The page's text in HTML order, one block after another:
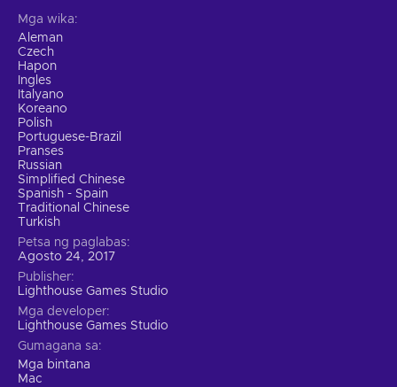
Mga wika
Aleman
Czech
Hapon
Ingles
Italyano
Koreano
Polish
Portuguese-Brazil
Pranses
Russian
Simplified Chinese
Spanish - Spain
Traditional Chinese
Turkish
Petsa ng paglabas
Agosto 24, 2017
Publisher
Lighthouse Games Studio
Mga developer
Lighthouse Games Studio
Gumagana sa
Mga bintana
Mac